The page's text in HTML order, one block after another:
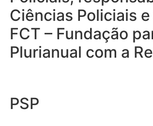
Ciências Policiais
FCT – Fundação
Plurianual com a
PSP